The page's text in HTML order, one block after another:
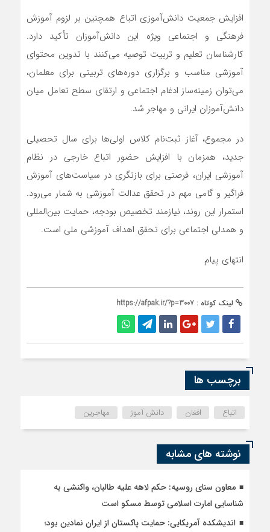
افزایش جمعیت دانش‌آموزی اتباع همچنین بر لزوم آموزش
فرهنگی و اجتماعی ویژه این دانش‌آموزان تأکید دارد.
کارشناسان تعلیم و تربیت توصیه می‌کنند با تدوین محتوای
آموزشی مناسب و برگزاری دوره‌های تربیتی برای معلمان،
می‌توان زمینه‌ساز ادغام اجتماعی و ارتقای سطح تعامل میان
دانش‌آموزان ایرانی و مهاجر شد.
در مجموع، آغاز ثبت‌نام کلاس اولی‌ها برای سال تحصیلی
جدید، همزمان با افزایش حضور اتباع خارجی در نظام
آموزشی ایران، فرصتی برای بازنگری در سیاست‌های آموزش
فراگیر و گامی مهم در تحقق عدالت آموزشی به شمار می‌رود.
استمرار این روند، نیازمند تخصیص بودجه، حمایت بین‌المللی
و همدلی اجتماعی برای تحقق اهداف آموزشی ملی است.
انتهای پیام
لینک کوتاه : https://afpak.ir/?p=3007
برچسب ها
اتباع افغان دانش آموز مهاجرین
نوشته های مشابه
معاون سنای روسیه: حکم لاهه علیه طالبان، واکنشی به
شناسایی امارت اسلامی توسط مسکو است
اندیشکده آمریکایی: حمایت پاکستان از ایران نمادین بود؛